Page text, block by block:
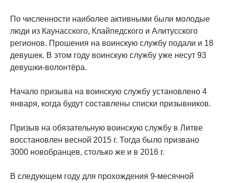
По численности наиболее активными были молодые
люди из Каунасского, Клайпедского и Алитусского
регионов. Прошения на воинскую службу подали и 18
девушек. В этом году воинскую службу уже несут 93
девушки-волонтёра.
Начало призыва на воинскую службу установлено 4
января, когда будут составлены списки призывников.
Призыв на обязательную воинскую службу в Литве
восстановлен весной 2015 г. Тогда было призвано
3000 новобранцев, столько же и в 2016 г.
В следующем году для прохождения 9-месячной